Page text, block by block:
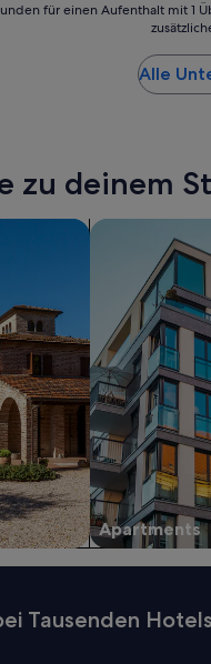
für einen Aufenthalt mit 1
Alle
zu deinem
Apartments
Suche nach
Tausenden